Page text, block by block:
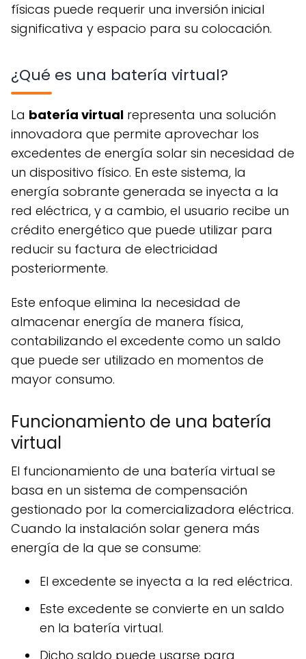
físicas puede requerir una inversión inicial
significativa y espacio para su colocación.
¿Qué es una batería virtual?
La batería virtual representa una solución
innovadora que permite aprovechar los
excedentes de energía solar sin necesidad de
un dispositivo físico. En este sistema, la
energía sobrante generada se inyecta a la
red eléctrica, y a cambio, el usuario recibe un
crédito energético que puede utilizar para
reducir su factura de electricidad
posteriormente.
Este enfoque elimina la necesidad de
almacenar energía de manera física,
contabilizando el excedente como un saldo
que puede ser utilizado en momentos de
mayor consumo.
Funcionamiento de una batería
virtual
El funcionamiento de una batería virtual se
basa en un sistema de compensación
gestionado por la comercializadora eléctrica.
Cuando la instalación solar genera más
energía de la que se consume:
El excedente se inyecta a la red eléctrica.
Este excedente se convierte en un saldo
en la batería virtual.
Dicho saldo puede usarse para